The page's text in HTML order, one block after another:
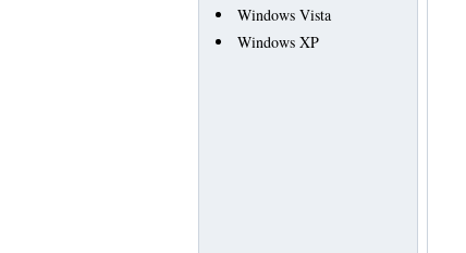
Windows Vista
Windows XP